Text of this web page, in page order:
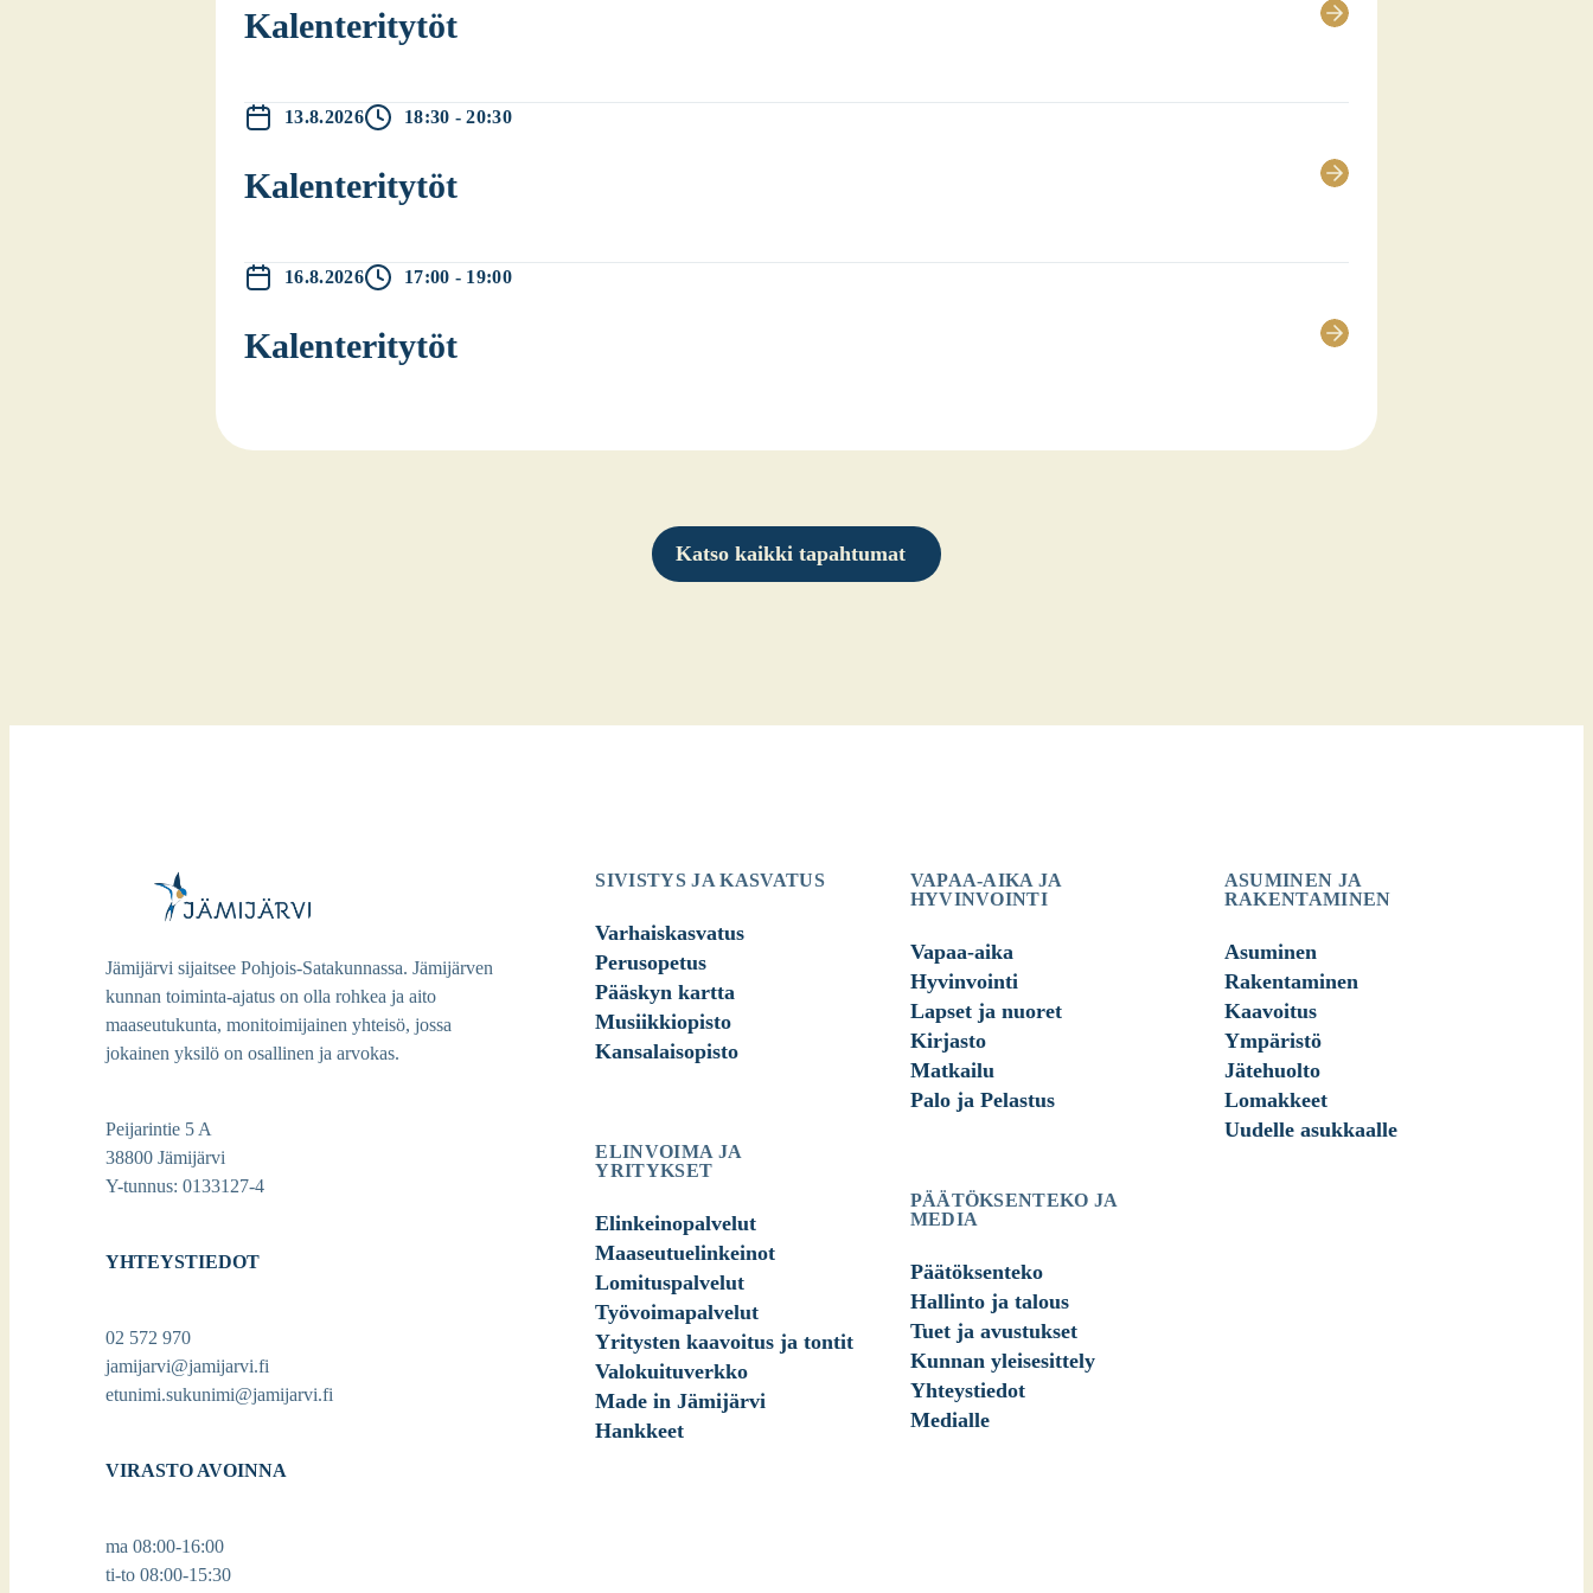
Kalen­te­ri­ty­töt
13.8.2026 18:30 - 20:30
Kalen­te­ri­ty­töt
16.8.2026 17:00 - 19:00
Kalen­te­ri­ty­töt
Katso kaikki tapahtumat
Jämijärvi sijaitsee Pohjois-Satakunnassa. Jämijärven
kunnan toiminta-ajatus on olla rohkea ja aito
maaseutukunta, monitoimijainen yhteisö, jossa
jokainen yksilö on osallinen ja arvokas.
Peijarintie 5 A
38800 Jämijärvi
Y-tunnus: 0133127-4
YHTEYSTIEDOT
02 572 970
jamijarvi@jamijarvi.fi
etunimi.sukunimi@jamijarvi.fi
VIRASTO AVOINNA
ma 08:00-16:00
ti-to 08:00-15:30
SIVISTYS JA KASVATUS
Varhaiskasvatus
Perusopetus
Pääskyn kartta
Musiikkiopisto
Kansalaisopisto
ELINVOIMA JA
YRITYKSET
Elinkeinopalvelut
Maaseutuelinkeinot
Lomituspalvelut
Työvoimapalvelut
Yritysten kaavoitus ja tontit
Valokuituverkko
Made in Jämijärvi
Hankkeet
VAPAA-AIKA JA
HYVINVOINTI
Vapaa-aika
Hyvinvointi
Lapset ja nuoret
Kirjasto
Matkailu
Palo ja Pelastus
PÄÄTÖKSENTEKO JA
MEDIA
Päätöksenteko
Hallinto ja talous
Tuet ja avustukset
Kunnan yleisesittely
Yhteystiedot
Medialle
ASUMINEN JA
RAKENTAMINEN
Asuminen
Rakentaminen
Kaavoitus
Ympäristö
Jätehuolto
Lomakkeet
Uudelle asukkaalle